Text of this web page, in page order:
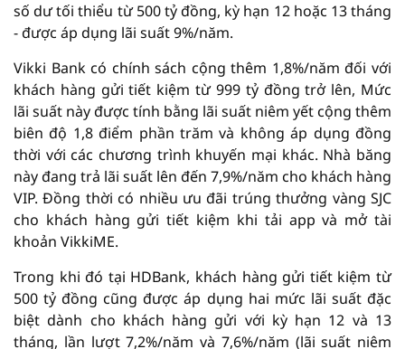
số dư tối thiểu từ 500 tỷ đồng, kỳ hạn 12 hoặc 13 tháng
- được áp dụng lãi suất 9%/năm.
Vikki Bank có chính sách cộng thêm 1,8%/năm đối với
khách hàng gửi tiết kiệm từ 999 tỷ đồng trở lên, Mức
lãi suất này được tính bằng lãi suất niêm yết cộng thêm
biên độ 1,8 điểm phần trăm và không áp dụng đồng
thời với các chương trình khuyến mại khác. Nhà băng
này đang trả lãi suất lên đến 7,9%/năm cho khách hàng
VIP. Đồng thời có nhiều ưu đãi trúng thưởng vàng SJC
cho khách hàng gửi tiết kiệm khi tải app và mở tài
khoản VikkiME.
Trong khi đó tại HDBank, khách hàng gửi tiết kiệm từ
500 tỷ đồng cũng được áp dụng hai mức lãi suất đặc
biệt dành cho khách hàng gửi với kỳ hạn 12 và 13
tháng, lần lượt 7,2%/năm và 7,6%/năm (lãi suất niêm